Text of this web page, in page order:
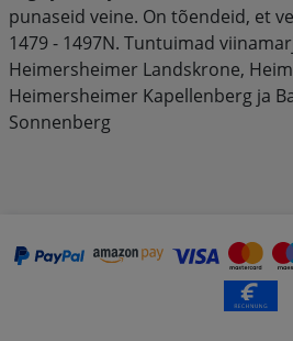
punaseid veine. On tõendeid, et
1479 - 1497N. Tuntuimad
Heimersheimer Landskrone,
Heimersheimer Kapellenberg ja
Sonnenberg